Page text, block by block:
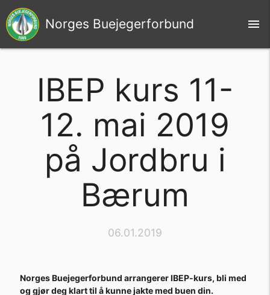
Norges Buejegerforbund menu
IBEP kurs 11-
12. mai 2019
på Jordbru i
Bærum
06.01.2019
Norges Buejegerforbund arrangerer IBEP-kurs, bli med
og gjør deg klart til å kunne jakte med buen din.